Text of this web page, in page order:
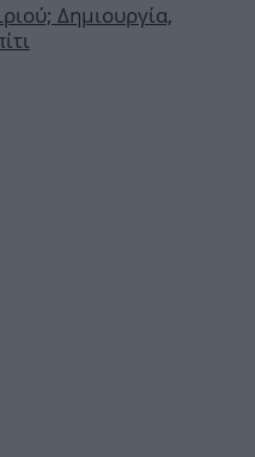
Δημιουργία,